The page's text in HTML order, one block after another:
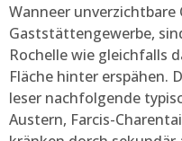
Wanneer
Gaststättengewerbe,
Rochelle wie gleichfalls
Fläche hinter erspähen.
leser nachfolgende
Austern, Farcis-